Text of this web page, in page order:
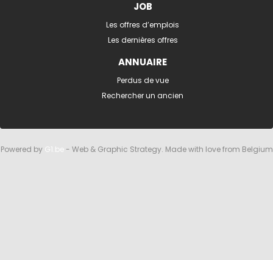
JOB
Les offres d’emplois
Les dernières offres
ANNUAIRE
Perdus de vue
Rechercher un ancien
Powered by G1.be- Web & Graphic Strategy. Made with love from Belgium